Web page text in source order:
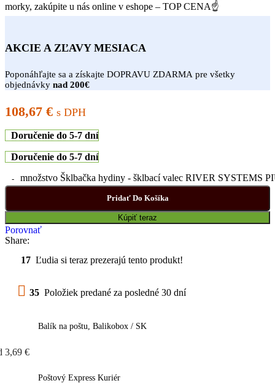
morky, zakúpite u nás online v eshope – TOP CENA☝
AKCIE A ZĽAVY MESIACA
Poponáhľajte sa a získajte DOPRAVU ZDARMA pre všetky
objednávky nad 200€
108,67 € s DPH
Doručenie do 5-7 dní
Doručenie do 5-7 dní
množstvo Šklbačka hydiny - šklbací valec RIVER SYSTEMS
Pridať Do Košíka
Kúpiť teraz
Porovnať
Share:
17 Ľudia si teraz prezerajú tento produkt!
35 Položiek predané za posledné 30 dní
Balík na poštu, Balikobox / SK
3,69 €
Poštový Express Kuriér